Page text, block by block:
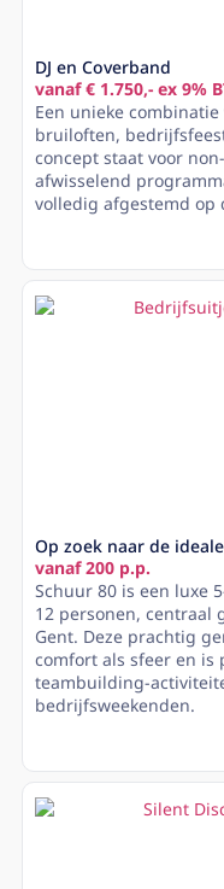
DJ en Coverband
vanaf € 1.750,- ex 9%
Een unieke
bruiloften,
concept staat voor
afwisselend
volledig afgestemd op
Op zoek naar de
vanaf 200 p.p.
Schuur 80 is een luxe
12 personen, centraal
Gent. Deze prachtig
comfort als sfeer en is
teambuilding-
bedrijfsweekenden.